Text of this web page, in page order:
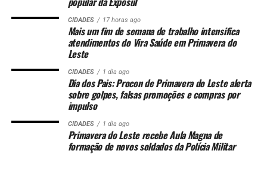
Neymar. Estou criando
bastante expectativa no
Neymar”, falou.
O estagiário Pedro Jinno, brasileiro com ascendência
japonesa, decidiu torcer pelo Brasil. Com a camisa da
seleção e pela primeira vez assistindo a um jogo em uma
fan zone, ele aposta em uma vitória hoje por 2 a 1 para o
CIDADES 17 horas ago
Mais um fim de semana de trabalho intensifica
atendimentos do Vira Saúde em Primavera do
Leste
CIDADES 1 dia ago
Dia dos Pais: Procon de Primavera do Leste alerta
sobre golpes, falsas promoções e compras por
impulso
CIDADES 1 dia ago
Primavera do Leste recebe Aula Magna de
formação de novos soldados da Polícia Militar